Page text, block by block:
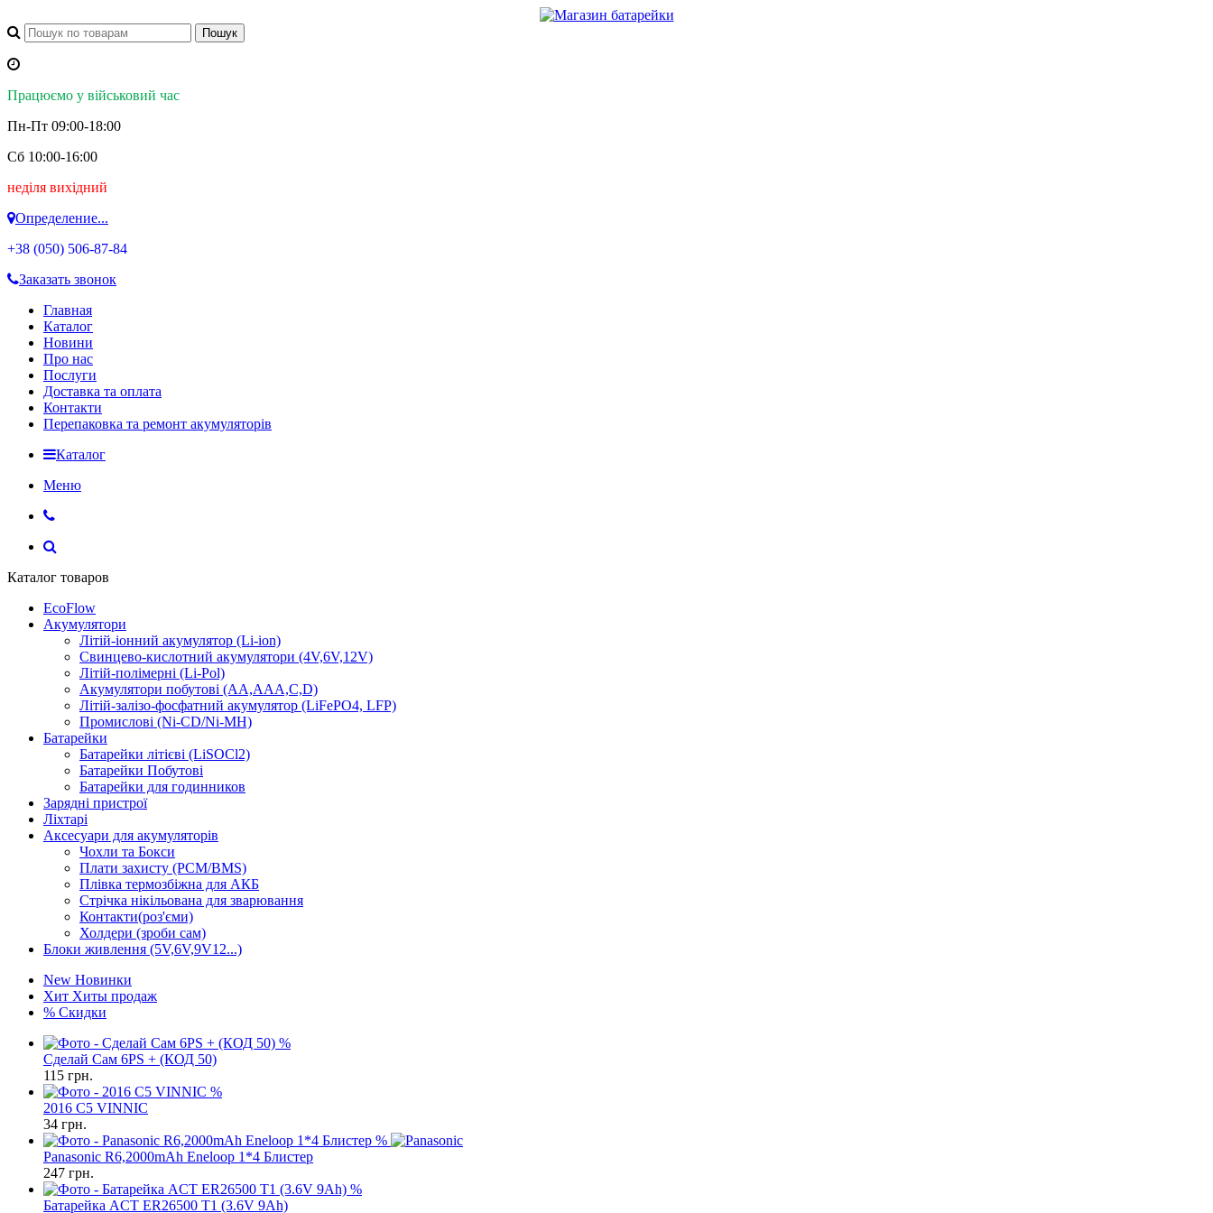
Працюємо у військовий час
Пн-Пт 09:00-18:00
Сб 10:00-16:00
неділя вихідний
Определение...
+38 (050) 506-87-84
Заказать звонок
Главная
Каталог
Новини
Про нас
Послуги
Доставка та оплата
Контакти
Перепаковка та ремонт акумуляторів
Каталог
Меню
Каталог товаров
EcoFlow
Акумулятори
Літій-іонний акумулятор (Li-ion)
Свинцево-кислотний акумулятори (4V,6V,12V)
Літій-полімерні (Li-Pol)
Акумулятори побутові (AA,AAA,C,D)
Літій-залізо-фосфатний акумулятор (LiFePO4, LFP)
Промислові (Ni-CD/Ni-MH)
Батарейки
Батарейки літієві (LiSOCl2)
Батарейки Побутові
Батарейки для годинников
Зарядні пристрої
Ліхтарі
Аксесуари для акумуляторів
Чохли та Бокси
Плати захисту (PCM/BMS)
Плівка термозбіжна для АКБ
Стрічка нікільована для зварювання
Контакти(роз'єми)
Холдери (зроби сам)
Блоки живлення (5V,6V,9V12...)
New Новинки
Хит Хиты продаж
% Скидки
%
Сделай Сам 6PS + (КОД 50)
115 грн.
%
2016 C5 VINNIC
34 грн.
%
Panasonic R6,2000mAh Eneloop 1*4 Блистер
247 грн.
%
Батарейка ACT ER26500 Т1 (3.6V 9Ah)